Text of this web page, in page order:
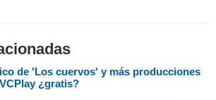
de 'Los cuervos' y más producciones
¿gratis?